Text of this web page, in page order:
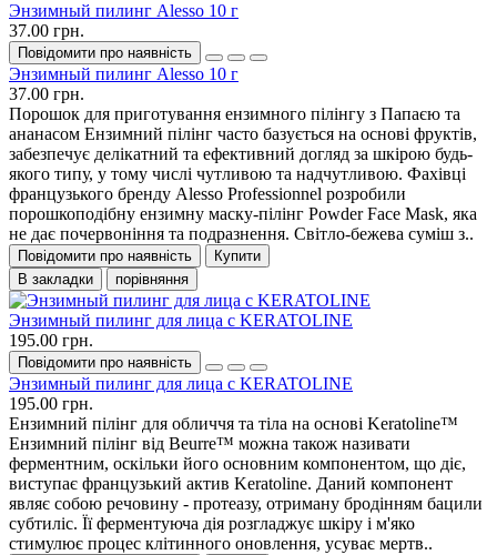
Энзимный пилинг Alesso 10 г
37.00 грн.
Повідомити про наявність
Энзимный пилинг Alesso 10 г
37.00 грн.
Порошок для приготування ензимного пілінгу з Папаєю та
ананасом Ензимний пілінг часто базується на основі фруктів,
забезпечує делікатний та ефективний догляд за шкірою будь-
якого типу, у тому числі чутливою та надчутливою. Фахівці
французького бренду Alesso Professionnel розробили
порошкоподібну ензимну маску-пілінг Powder Face Mask, яка
не дає почервоніння та подразнення. Світло-бежева суміш з..
Повідомити про наявність
Купити
В закладки
порівняння
Энзимный пилинг для лица с KERATOLINE
195.00 грн.
Повідомити про наявність
Энзимный пилинг для лица с KERATOLINE
195.00 грн.
Ензимний пілінг для обличчя та тіла на основі Keratoline™
Ензимний пілінг від Beurre™ можна також називати
ферментним, оскільки його основним компонентом, що діє,
виступає французький актив Keratoline. Даний компонент
являє собою речовину - протеазу, отриману бродінням бацили
субтиліс. Її ферментуюча дія розгладжує шкіру і м'яко
стимулює процес клітинного оновлення, усуває мертв..